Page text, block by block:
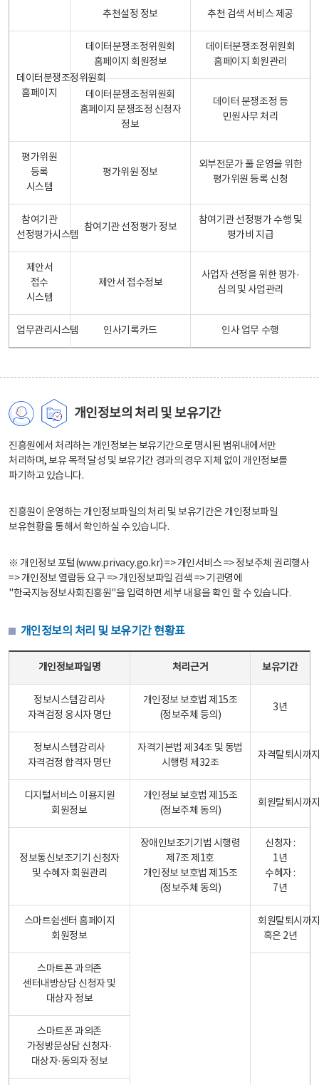
추천설정 정보 추천 검색 서비스 제공
데이터분쟁조정위원회
홈페이지
데이터분쟁조정위원회
홈페이지 회원정보
데이터분쟁조정위원회
홈페이지 회원관리
데이터분쟁조정위원회
홈페이지 분쟁조정 신청자
정보
데이터 분쟁조정 등
민원사무 처리
평가위원
등록
시스템
평가위원 정보
외부전문가 풀 운영을 위한
평가위원 등록 신청
참여기관
선정평가시스템
참여기관 선정평가 정보
참여기관 선정평가 수행 및
평가비 지급
제안서
접수
시스템
제안서 접수정보
사업자 선정을 위한 평가·
심의 및 사업관리
업무관리시스템 인사기록카드 인사 업무 수행
개인정보의 처리 및 보유기간
진흥원에서 처리하는 개인정보는 보유기간으로 명시된 범위내에서만
처리하며, 보유 목적 달성 및 보유기간 경과의 경우 지체 없이 개인정보를
파기하고 있습니다.
진흥원이 운영하는 개인정보파일의 처리 및 보유기간은 개인정보파일
보유현황을 통해서 확인하실 수 있습니다.
※ 개인정보 포털(www.privacy.go.kr) => 개인서비스 => 정보주체 권리행사
=> 개인정보 열람등 요구 => 개인정보파일 검색 => 기관명에
"한국지능정보사회진흥원"을 입력하면 세부 내용을 확인 할 수 있습니다.
개인정보의 처리 및 보유기간 현황표
개인정보파일명 처리근거 보유기간
정보시스템감리사
자격검정 응시자 명단
개인정보 보호법 제15조
(정보주체 등의)
3년
정보시스템감리사
자격검정 합격자 명단
자격기본법 제34조 및 동법
시행령 제32조
자격탈퇴시까
디지털서비스 이용지원
회원정보
개인정보 보호법 제15조
(정보주체 동의)
회원탈퇴시까
정보통신보조기기 신청자
및 수혜자 회원관리
장애인보조기기법 시행령
제7조 제1호
개인정보 보호법 제15조
(정보주체 동의)
신청자 :
1년
수혜자 :
7년
스마트쉼센터 홈페이지
회원정보
회원탈퇴시까
혹은 2년
스마트폰 과의존
센터내방상담 신청자 및
대상자 정보
스마트폰 과의존
가정방문상담 신청자·
대상자·동의자 정보